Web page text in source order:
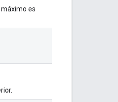
máximo es